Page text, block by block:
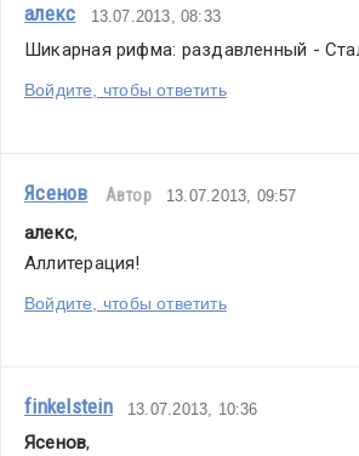
алекс 13.07.2013, 08:33
Шикарная рифма: раздавленный -
Войдите, чтобы ответить
Ясенов Автор 13.07.2013, 09:57
алекс,
Аллитерация!
Войдите, чтобы ответить
finkelstein 13.07.2013, 10:36
Ясенов,